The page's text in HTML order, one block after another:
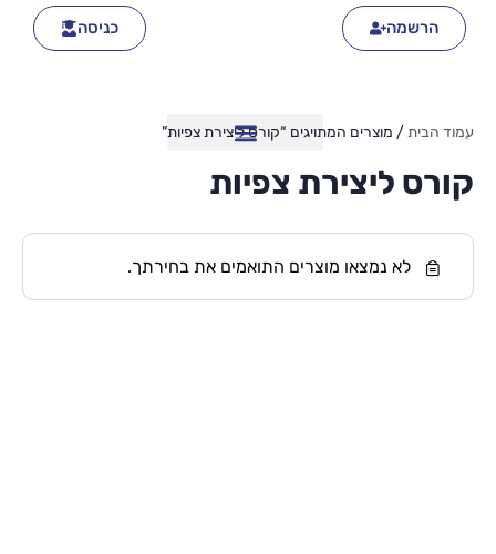
הרשמה כניסה
עמוד הבית/ מוצרים המתויגים “קורס ליצירת צפיות”
קורס ליצירת צפיות
לא נמצאו מוצרים התואמים את בחירתך.